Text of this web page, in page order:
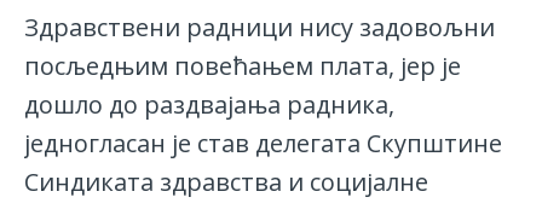
Здравствeни радници нису задовољни
посљедњим повећањем плата, јер је
дошло до раздвајања радника,
једногласан је став делегата Скупштине
Синдиката здравства и социјалне